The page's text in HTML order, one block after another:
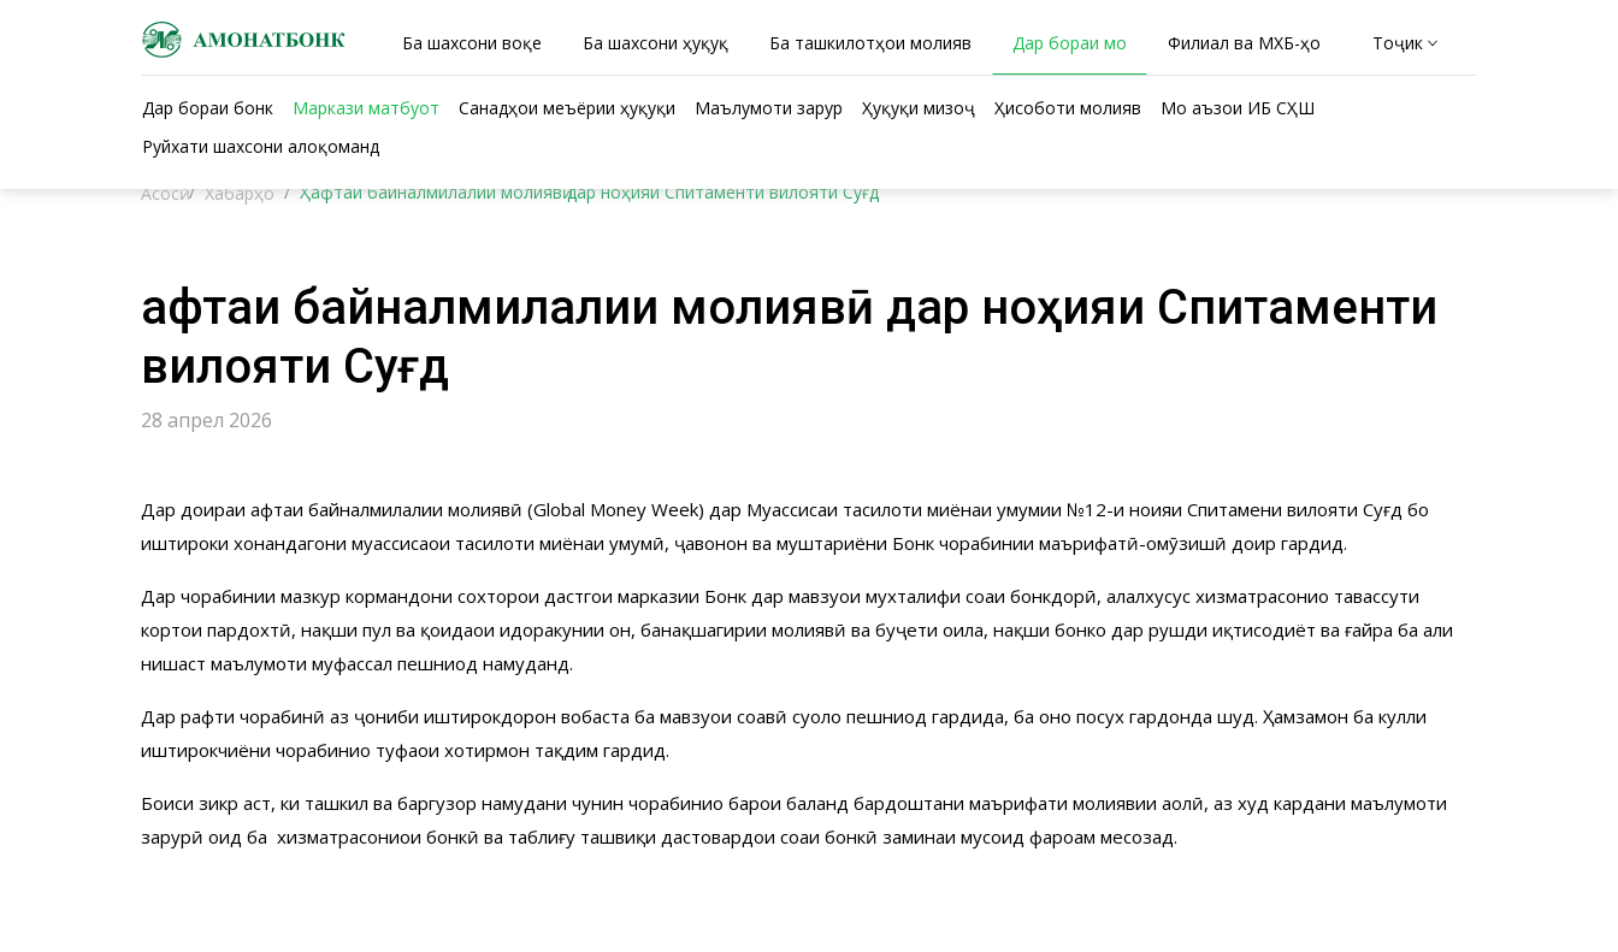
Ба шахсони воқеӣ Ба шахсони ҳуқуқӣ Ба ташкилотҳои молиявӣ Дар бораи мо Филиал ва МХБ-ҳо Тоҷикӣ
Дар бораи бонк Маркази матбуот Санадҳои меъёрии ҳуқуқи Маълумоти зарурӣ Ҳуқуқи мизоҷ Ҳисоботи молиявӣ
Мо аъзои ИБ СҲШ
Руйхати шахсони алоқоманд
Асосӣ Хабарҳо Ҳафтаи байналмилалии молиявӣ дар ноҳияи Спитаменти вилояти Суғд
Ҳафтаи байналмилалии молиявӣ дар ноҳияи Спитаменти
вилояти Суғд
28 апрел 2026
Дар доираи ҳафтаи байналмилалии молиявӣ (Global Money Week) дар Муассисаи таҳсилоти миёнаи умумии №12-и ноҳияи Спитамени вилояти Суғд бо
иштироки хонандагони муассисаҳои таҳсилоти миёнаи умумӣ, ҷавонон ва муштариёни Бонк чорабинии маърифатӣ-омӯзишӣ доир гардид.
Дар чорабинии мазкур кормандони сохторҳои дастгоҳи марказии Бонк дар мавзуҳои мухталифи соҳаи бонкдорӣ, алалхусус хизматрасониҳо тавассути
кортҳои пардохтӣ, нақши пул ва қоидаҳои идоракунии он, банақшагирии молиявӣ ва буҷети оила, нақши бонкҳо дар рушди иқтисодиёт ва ғайра ба аҳли
нишаст маълумоти муфассал пешниҳод намуданд.
Дар рафти чорабинӣ аз ҷониби иштирокдорон вобаста ба мавзуҳои соҳавӣ суолҳо пешниҳод гардида, ба онҳо посух гардонда шуд. Ҳамзамон ба кулли
иштирокчиёни чорабиниҳо туҳфаҳои хотирмон тақдим гардид.
Боиси зикр аст, ки ташкил ва баргузор намудани чунин чорабиниҳо барои баланд бардоштани маърифати молиявии аҳолӣ, аз худ кардани маълумоти
зарурӣ оид ба хизматрасониҳои бонкӣ ва таблиғу ташвиқи дастовардҳои соҳаи бонкӣ заминаи мусоид фароҳам месозад.